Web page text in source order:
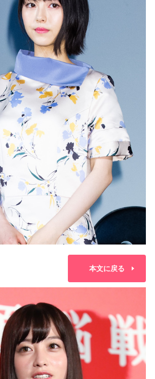
本文に戻る